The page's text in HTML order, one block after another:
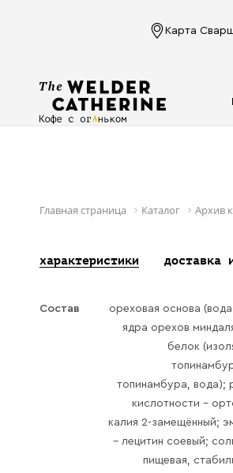
Карта
Для
пакете
Главная страница Каталог Архив
характеристики доставка
Состав
ореховая основа (вода
ядра орехов
белок
топинамбура, вода);
кислотности –
калия 2-замещённый;
– лецитин соевый;
пищевая,